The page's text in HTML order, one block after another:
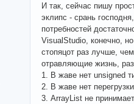
И так, сейчас пишу
эклипс - срань
потребностей
VisualStudio, конечно,
стопяцот раз лучше,
отравляющие жизнь,
1. В жаве нет unsigned
2. В жаве нет
3. ArrayList не